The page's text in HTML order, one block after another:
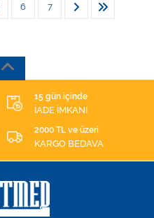
6 7
15 gün içinde
İADE İMKANI
2000 TL ve üzeri
KARGO BEDAVA